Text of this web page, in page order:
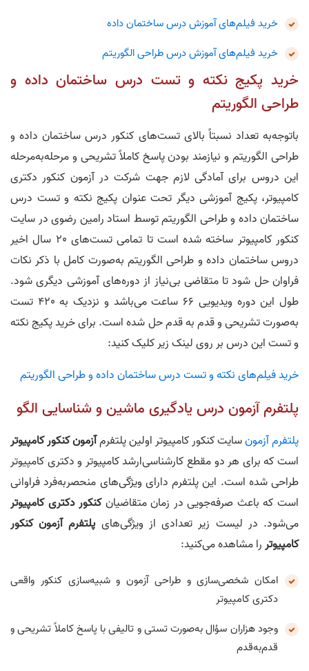
خرید فیلم‌های آموزش درس ساختمان داده
خرید فیلم‌های آموزش درس طراحی الگوریتم
خرید پکیج نکته و تست درس ساختمان داده و
طراحی الگوریتم
باتوجه‌به تعداد نسبتاً بالای تست‌های کنکور درس ساختمان داده و
طراحی الگوریتم و نیازمند بودن پاسخ کاملاً تشریحی و مرحله‌به‌مرحله
این دروس برای آمادگی لازم جهت شرکت در آزمون کنکور دکتری
کامپیوتر، پکیج آموزشی دیگر تحت عنوان پکیج نکته و تست درس
ساختمان داده و طراحی الگوریتم توسط استاد رامین رضوی در سایت
کنکور کامپیوتر ساخته شده است تا تمامی تست‌های 20 سال اخیر
دروس ساختمان داده و طراحی الگوریتم به‌صورت کامل با ذکر نکات
فراوان حل شود تا متقاضی بی‌نیاز از دوره‌های آموزشی دیگری شود.
طول این دوره ویدیویی 66 ساعت می‌باشد و نزدیک به 420 تست
به‌صورت تشریحی و قدم به قدم حل شده است. برای خرید پکیج نکته
و تست این درس بر روی لینک زیر کلیک کنید:
خرید فیلم‌های نکته و تست درس ساختمان داده و طراحی الگوریتم
پلتفرم آزمون درس یادگیری ماشین و شناسایی الگو
پلتفرم آزمونسایت کنکور کامپیوتر اولین پلتفرمآزمون کنکور کامپیوتر
است که برای هر دو مقطع کارشناسی‌ارشد کامپیوتر و دکتری کامپیوتر
طراحی شده است. این پلتفرم دارای ویژگی‌های منحصربه‌فرد فراوانی
است که باعث صرفه‌جویی در زمان متقاضیانکنکور دکتری کامپیوتر
می‌شود. در لیست زیر تعدادی از ویژگی‌های پلتفرم آزمون کنکور
کامپیوتررا مشاهده می‌کنید:
امکان شخصی‌سازی و طراحی آزمون و شبیه‌سازی کنکور واقعی
دکتری کامپیوتر
وجود هزاران سؤال به‌صورت تستی و تالیفی با پاسخ کاملاً تشریحی و
قدم‌به‌قدم